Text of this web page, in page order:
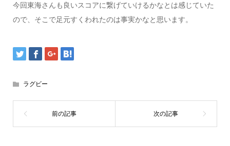
今回東海さんも良いスコアに繋げていけるかなとは感じていた
ので、そこで足元すくわれたのは事実かなと思います。
ラグビー